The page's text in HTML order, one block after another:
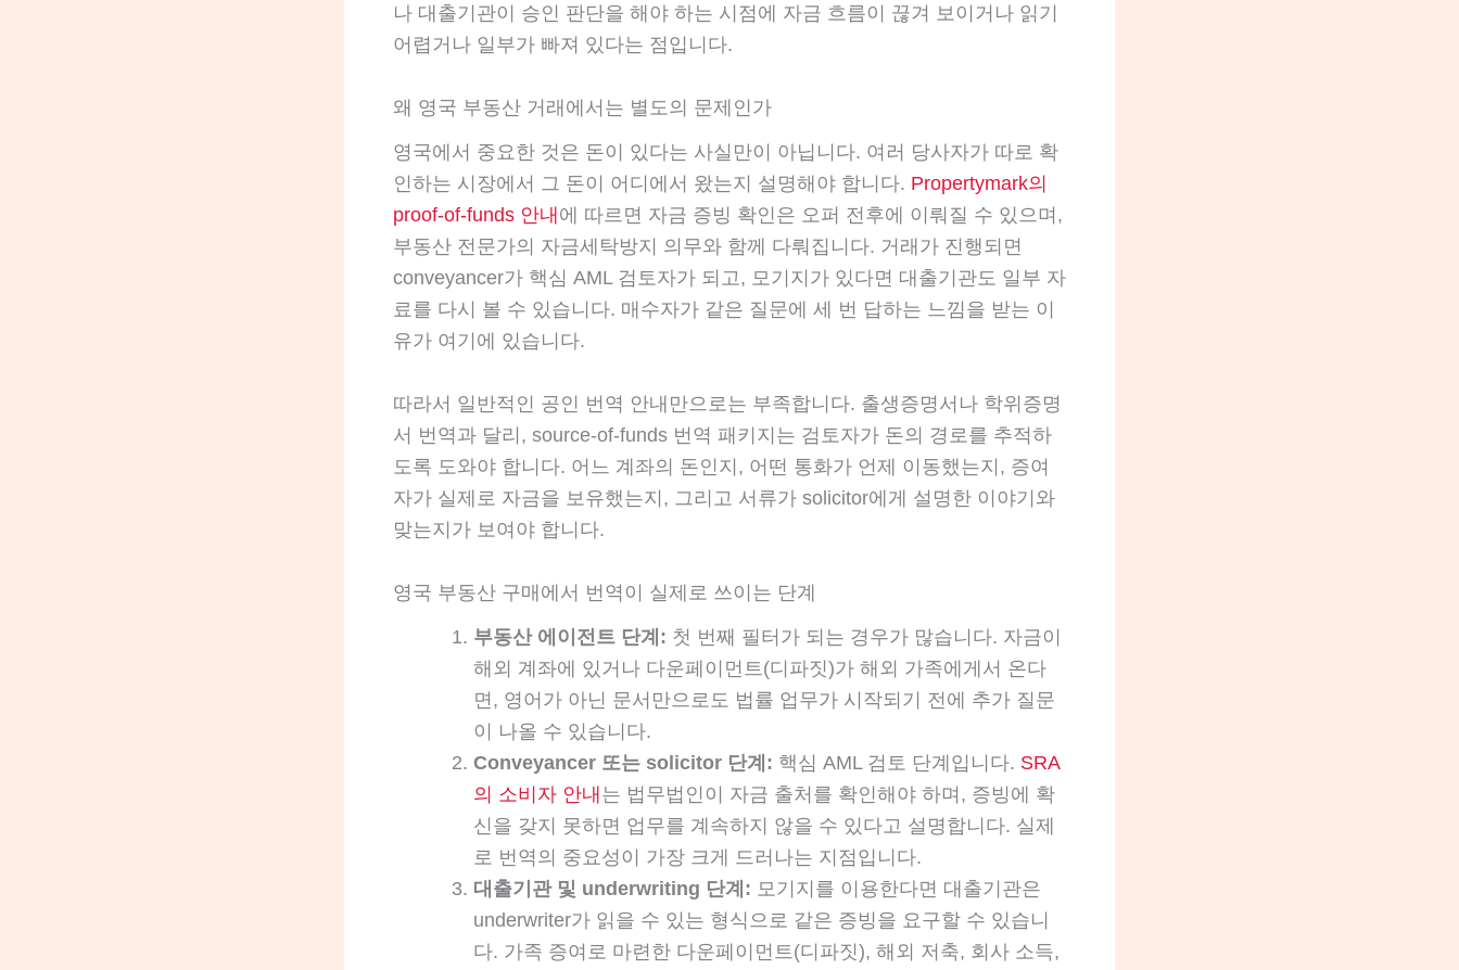
나 대출기관이 승인 판단을 해야 하는 시점에 자금 흐름이 끊겨 보이거나 읽기
어렵거나 일부가 빠져 있다는 점입니다.
왜 영국 부동산 거래에서는 별도의 문제인가
영국에서 중요한 것은 돈이 있다는 사실만이 아닙니다. 여러 당사자가 따로 확
인하는 시장에서 그 돈이 어디에서 왔는지 설명해야 합니다. Propertymark의
proof-of-funds 안내 에 따르면 자금 증빙 확인은 오퍼 전후에 이뤄질 수 있으며,
부동산 전문가의 자금세탁방지 의무와 함께 다뤄집니다. 거래가 진행되면
conveyancer가 핵심 AML 검토자가 되고, 모기지가 있다면 대출기관도 일부 자
료를 다시 볼 수 있습니다. 매수자가 같은 질문에 세 번 답하는 느낌을 받는 이
유가 여기에 있습니다.
따라서 일반적인 공인 번역 안내만으로는 부족합니다. 출생증명서나 학위증명
서 번역과 달리, source-of-funds 번역 패키지는 검토자가 돈의 경로를 추적하
도록 도와야 합니다. 어느 계좌의 돈인지, 어떤 통화가 언제 이동했는지, 증여
자가 실제로 자금을 보유했는지, 그리고 서류가 solicitor에게 설명한 이야기와
맞는지가 보여야 합니다.
영국 부동산 구매에서 번역이 실제로 쓰이는 단계
부동산 에이전트 단계: 첫 번째 필터가 되는 경우가 많습니다. 자금이
해외 계좌에 있거나 다운페이먼트(디파짓)가 해외 가족에게서 온다
면, 영어가 아닌 문서만으로도 법률 업무가 시작되기 전에 추가 질문
이 나올 수 있습니다.
Conveyancer 또는 solicitor 단계: 핵심 AML 검토 단계입니다. SRA
의 소비자 안내 는 법무법인이 자금 출처를 확인해야 하며, 증빙에 확
신을 갖지 못하면 업무를 계속하지 않을 수 있다고 설명합니다. 실제
로 번역의 중요성이 가장 크게 드러나는 지점입니다.
대출기관 및 underwriting 단계: 모기지를 이용한다면 대출기관은
underwriter가 읽을 수 있는 형식으로 같은 증빙을 요구할 수 있습니
다. 가족 증여로 마련한 다운페이먼트(디파짓), 해외 저축, 회사 소득,